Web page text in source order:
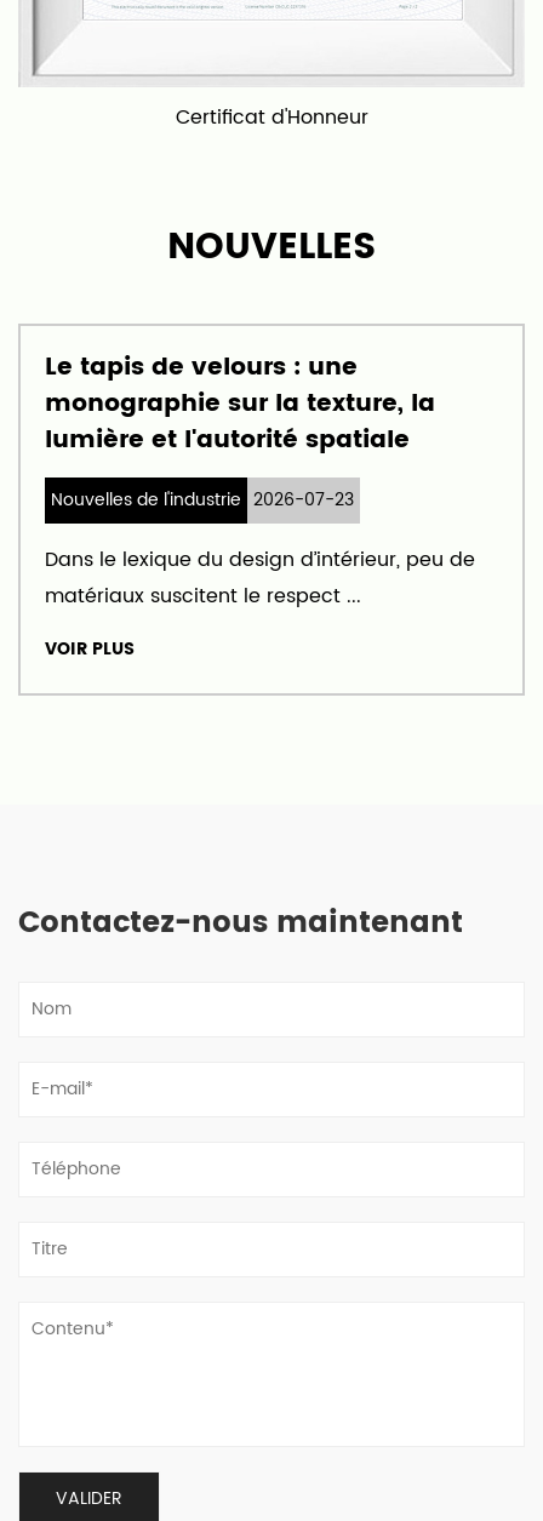
produits de haute qualité et un excellent service
client, et notre objectif est de devenir l'un des
principaux fabricants de tapis et moquettes en
Chine et même dans le monde.
Certificat d'Honneur
NOUVELLES
Le tapis de velours : une
monographie sur la texture, la
lumière et l'autorité spatiale
Nouvelles de l'industrie 2026-07-23
Dans le lexique du design d’intérieur, peu de
matériaux suscitent le respect ...
VOIR PLUS
Contactez-nous maintenant